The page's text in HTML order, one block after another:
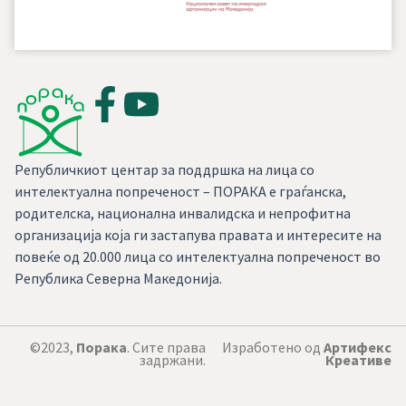
Републичкиот центар за поддршка на лица со
интелектуална попреченост – ПОРАКА е граѓанска,
родителска, национална инвалидска и непрофитна
организација која ги застапува правата и интересите на
повеќе од 20.000 лица со интелектуална попреченост во
Република Северна Македонија.
©2023, Порака. Сите права
задржани.
Изработено од Артифекс
Креативе